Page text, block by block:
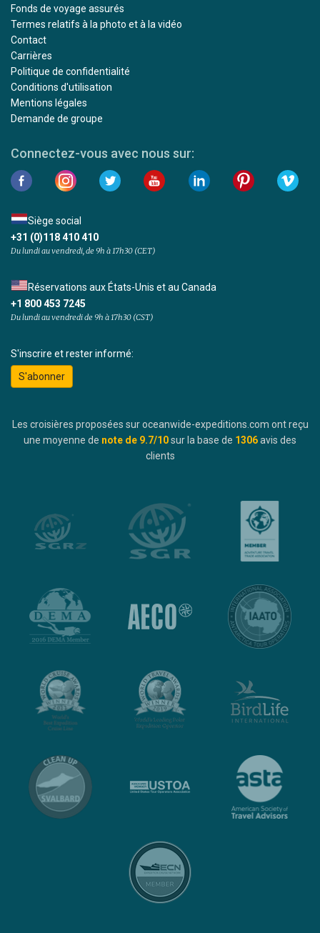
Fonds de voyage assurés
Termes relatifs à la photo et à la vidéo
Contact
Carrières
Politique de confidentialité
Conditions d'utilisation
Mentions légales
Demande de groupe
Connectez-vous avec nous sur:
Siège social
+31 (0)118 410 410
Du lundi au vendredi, de 9h à 17h30 (CET)
Réservations aux États-Unis et au Canada
+1 800 453 7245
Du lundi au vendredi de 9h à 17h30 (CST)
S'inscrire et rester informé:
S'abonner
Les croisières proposées sur oceanwide-expeditions.com ont reçu
une moyenne de note de 9.7/10sur la base de 1306avis des
clients